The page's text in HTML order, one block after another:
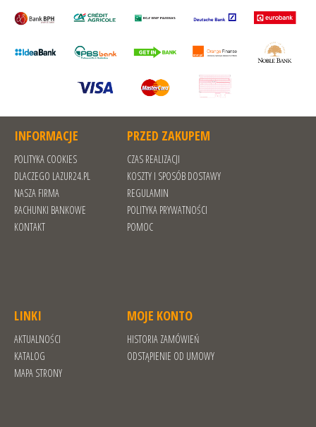
INFORMACJE
POLITYKA COOKIES
DLACZEGO LAZUR24.PL
NASZA FIRMA
RACHUNKI BANKOWE
KONTAKT
PRZED ZAKUPEM
CZAS REALIZACJI
KOSZTY I SPOSÓB DOSTAWY
REGULAMIN
POLITYKA PRYWATNOŚCI
POMOC
LINKI
AKTUALNOŚCI
KATALOG
MAPA STRONY
MOJE KONTO
HISTORIA ZAMÓWIEŃ
ODSTĄPIENIE OD UMOWY